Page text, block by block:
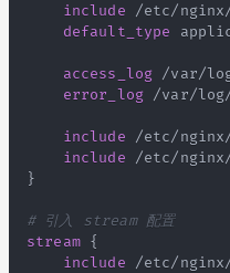
include /etc/nginx/
default_type
access_log /var/
error_log /var/log/
include /etc/
include /etc/
}
# 引入 stream 配置
stream {
include /etc/